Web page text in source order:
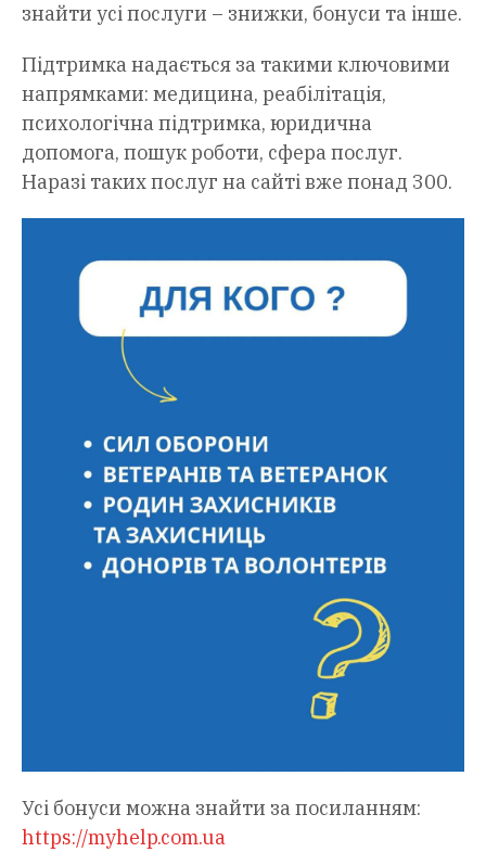
знайти усі послуги – знижки, бонуси та інше.
Підтримка надається за такими ключовими
напрямками: медицина, реабілітація,
психологічна підтримка, юридична
допомога, пошук роботи, сфера послуг.
Наразі таких послуг на сайті вже понад 300.
Усі бонуси можна знайти за посиланням:
https://myhelp.com.ua